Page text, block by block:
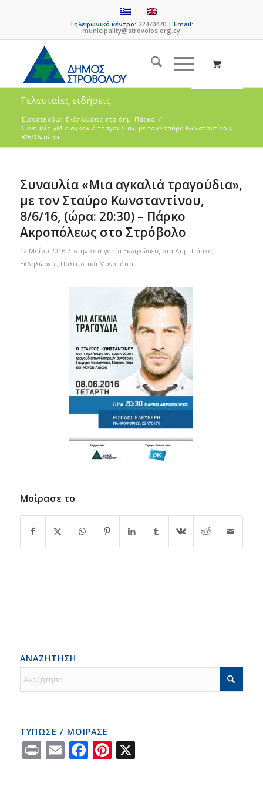
Τηλεφωνικό κέντρο: 22470470 |Email:
municipality@strovolos.org.cy
Τελευταίες ειδήσεις
Είσαστε εδώ: Eκδηλώσεις στα Δημ. Πάρκα /
Συναυλία «Μια αγκαλιά τραγούδια», με τον Σταύρο Κωνσταντίνου,
8/6/16, (ώρα...
Συναυλία «Μια αγκαλιά τραγούδια»,
με τον Σταύρο Κωνσταντίνου,
8/6/16, (ώρα: 20:30) – Πάρκο
Ακροπόλεως στο Στρόβολο
12 Μαΐου 2016 / στην κατηγορία Eκδηλώσεις στα Δημ. Πάρκα,
Εκδηλώσεις, Πολιτιστικά Μονοπάτια
Μοίρασε το
ΑΝΑΖΗΤΗΣΗ
ΤΥΠΩΣΕ / ΜΟΙΡΑΣΕ
PrintEmailFacebook
Pinterest
X